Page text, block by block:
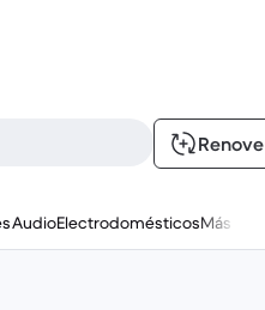
Renove
AudioElectrodomésticosMás